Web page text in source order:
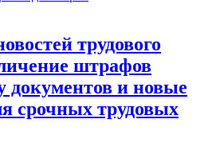
трудового
штрафов
документов и новые
срочных трудовых